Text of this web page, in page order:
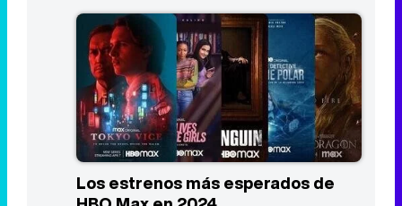
Los estrenos más esperados de